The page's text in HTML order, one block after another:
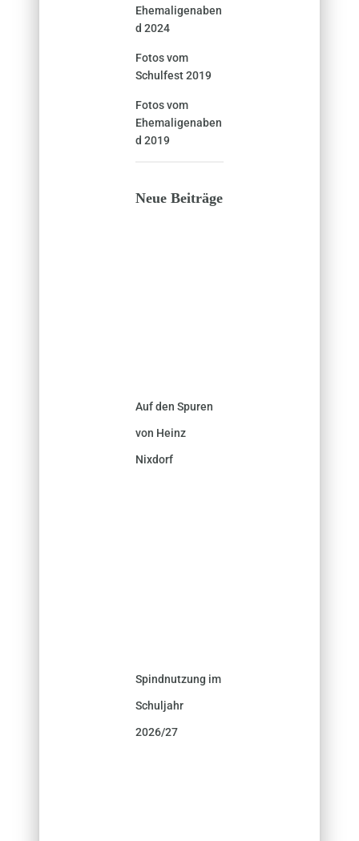
Ehemaligenaben
d 2024
Fotos vom
Schulfest 2019
Fotos vom
Ehemaligenaben
d 2019
Neue Beiträge
Auf den Spuren
von Heinz
Nixdorf
Spindnutzung im
Schuljahr
2026/27